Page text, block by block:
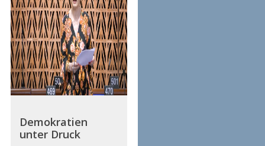
Demokratien
unter Druck